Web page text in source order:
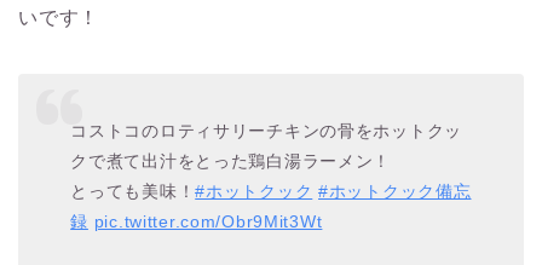
いです！
コストコのロティサリーチキンの骨をホットクッ
クで煮て出汁をとった鶏白湯ラーメン！
とっても美味！#ホットクック #ホットクック備忘
録 pic.twitter.com/Obr9Mit3Wt